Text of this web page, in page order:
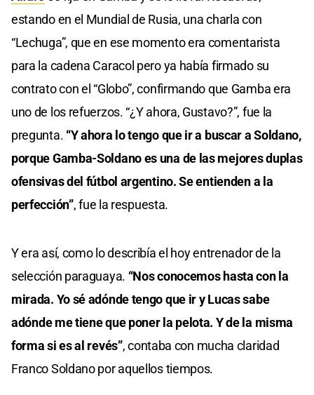
estando en el Mundial de Rusia, una charla con
“Lechuga”, que en ese momento era comentarista
para la cadena Caracol pero ya había firmado su
contrato con el “Globo”, confirmando que Gamba era
uno de los refuerzos. “¿Y ahora, Gustavo?”, fue la
pregunta. “Y ahora lo tengo que ir a buscar a Soldano,
porque Gamba-Soldano es una de las mejores duplas
ofensivas del fútbol argentino. Se entienden a la
perfección”, fue la respuesta.
Y era así, como lo describía el hoy entrenador de la
selección paraguaya. “Nos conocemos hasta con la
mirada. Yo sé adónde tengo que ir y Lucas sabe
adónde me tiene que poner la pelota. Y de la misma
forma si es al revés”, contaba con mucha claridad
Franco Soldano por aquellos tiempos.